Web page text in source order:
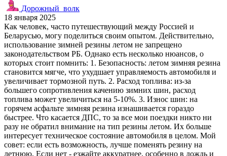
Дорожный_волк
18 января 2025
Как человек, часто путешествующий между Россией и
Беларусью, могу поделиться своим опытом. Действительно,
использование зимней резины летом не запрещено
законодательством РБ. Однако есть несколько нюансов, о
которых стоит помнить: 1. Безопасность: летом зимняя резина
становится мягче, что ухудшает управляемость автомобиля и
увеличивает тормозной путь. 2. Расход топлива: из-за
большего сопротивления качению зимних шин, расход
топлива может увеличиться на 5-10%. 3. Износ шин: на
горячем асфальте зимняя резина изнашивается гораздо
быстрее. Что касается ДПС, то за все мои поездки никто ни
разу не обратил внимание на тип резины летом. Их больше
интересует техническое состояние автомобиля в целом. Мой
совет: если есть возможность, лучше поменять резину на
летнюю. Если нет - езжайте аккуратнее, особенно в дождь и